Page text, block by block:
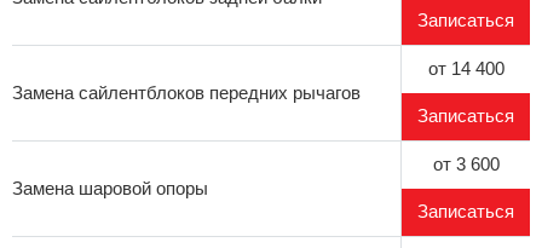
Записаться
Замена сайлентблоков передних рычагов
от 14 400
Записаться
Замена шаровой опоры
от 3 600
Записаться